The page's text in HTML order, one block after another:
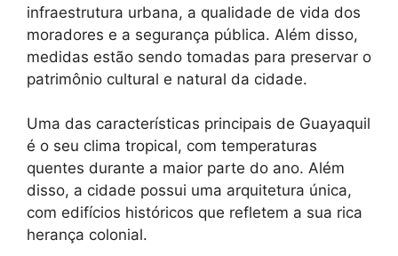
infraestrutura urbana, a qualidade de vida dos
moradores e a segurança pública. Além disso,
medidas estão sendo tomadas para preservar o
patrimônio cultural e natural da cidade.
Uma das características principais de Guayaquil
é o seu clima tropical, com temperaturas
quentes durante a maior parte do ano. Além
disso, a cidade possui uma arquitetura única,
com edifícios históricos que refletem a sua rica
herança colonial.